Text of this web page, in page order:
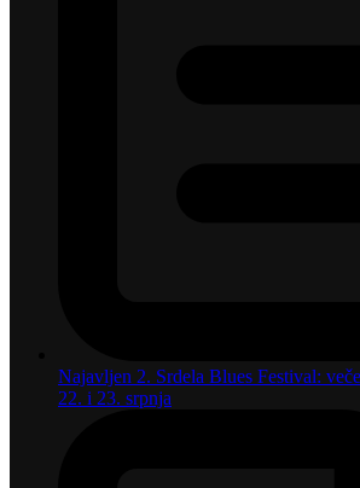
Najavljen 2. Srdela Blues Festival:
22. i 23. srpnja